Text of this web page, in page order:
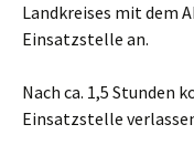
Landkreises mit dem
Einsatzstelle an.
Nach ca. 1,5 Stunden
Einsatzstelle